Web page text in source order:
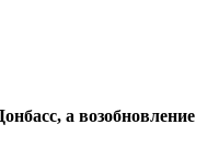
а возобновление